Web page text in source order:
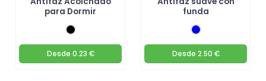
para Dormir
Desde 0.23 €
funda
Desde 2.50 €